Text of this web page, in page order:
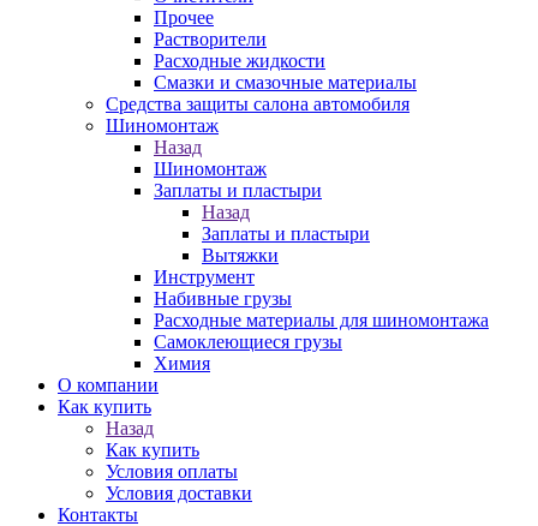
Прочее
Растворители
Расходные жидкости
Смазки и смазочные материалы
Средства защиты салона автомобиля
Шиномонтаж
Назад
Шиномонтаж
Заплаты и пластыри
Назад
Заплаты и пластыри
Вытяжки
Инструмент
Набивные грузы
Расходные материалы для шиномонтажа
Самоклеющиеся грузы
Химия
О компании
Как купить
Назад
Как купить
Условия оплаты
Условия доставки
Контакты